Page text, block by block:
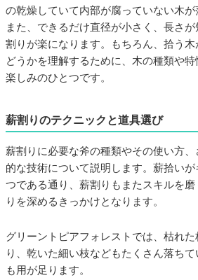
の乾燥していて内部が腐っていない木が
また、できるだけ直径が小さく、長さ
割りが楽になります。もちろん、拾う
どうかを理解するために、木の種類や
楽しみのひとつです。
薪割りのテクニックと道具選び
薪割りに必要な斧の種類やその使い方
的な技術について説明します。薪拾い
つである通り、薪割りもまたスキルを
りを深めるきっかけとなります。
グリーントピアフォレストでは、枯れ
り、乾いた細い枝などもたくさん落ち
も用が足ります。